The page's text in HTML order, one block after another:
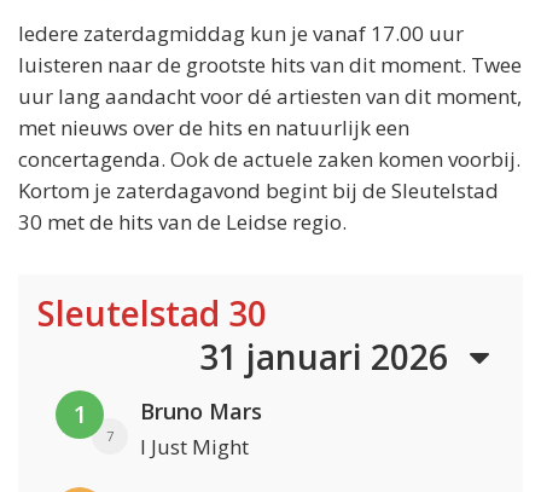
Iedere zaterdagmiddag kun je vanaf 17.00 uur
luisteren naar de grootste hits van dit moment. Twee
uur lang aandacht voor dé artiesten van dit moment,
met nieuws over de hits en natuurlijk een
concertagenda. Ook de actuele zaken komen voorbij.
Kortom je zaterdagavond begint bij de Sleutelstad
30 met de hits van de Leidse regio.
Sleutelstad 30
31 januari 2026
1
7
Bruno Mars
I Just Might